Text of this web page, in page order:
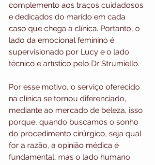
complemento aos traços cuidadosos
e dedicados do marido em cada
caso que chega à clínica. Portanto, o
lado da emocional feminino é
supervisionado por Lucy e o lado
técnico e artístico pelo Dr Strumiello.
Por esse motivo, o serviço oferecido
na clínica se tornou diferenciado,
mediante ao mercado de beleza, isso
porque, quando buscamos o sonho
do procedimento cirúrgico, seja qual
for a razão, a opinião médica é
fundamental, mas o lado humano